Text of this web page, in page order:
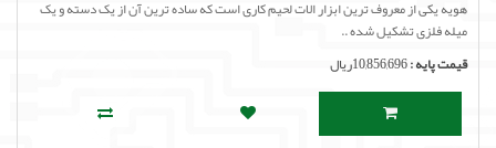
هویه یکی از معروف ترین ابزار الات لحیم کاری است که ساده ترین آن از یک دسته و یک
میله فلزی تشکیل شده ..
قیمت پایه :10,856,696ریال